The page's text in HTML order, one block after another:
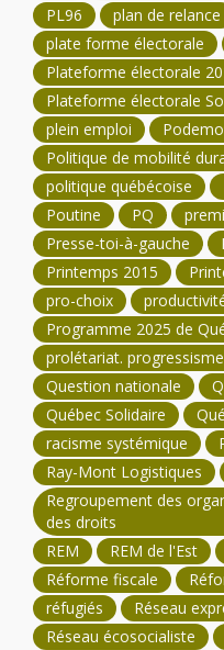
PL96
plan de relance
plate forme électorale
Plateforme électorale
Plateforme électorale
plein emploi
Politique de mobilité
politique québécoise
Poutine
PQ
Presse-toi-à-gauche
Printemps 2015
pro-choix
Programme 2025 de
prolétariat. progressisme
Question nationale
Québec Solidaire
racisme systémique
Ray-Mont Logistiques
Regroupement des
des droits
REM
REM de l'Est
Réforme fiscale
réfugiés
Réseau
Réseau écosocialiste